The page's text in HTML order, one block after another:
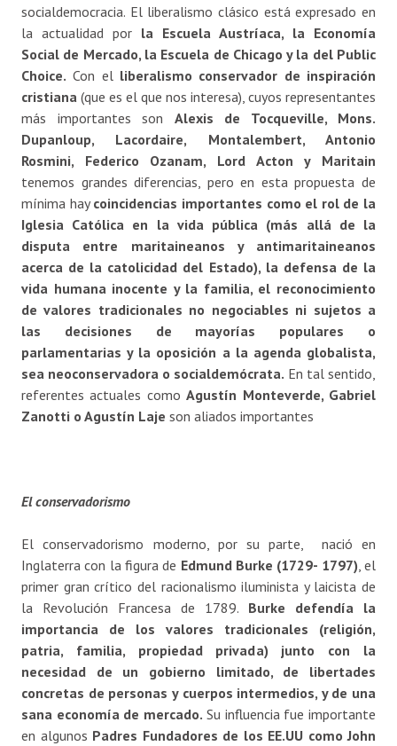
socialdemocracia. El liberalismo clásico está expresado en
la actualidad por la Escuela Austríaca, la Economía
Social de Mercado, la Escuela de Chicago y la del Public
Choice. Con el liberalismo conservador de inspiración
cristiana (que es el que nos interesa), cuyos representantes
más importantes son Alexis de Tocqueville, Mons.
Dupanloup, Lacordaire, Montalembert, Antonio
Rosmini, Federico Ozanam, Lord Acton y Maritain
tenemos grandes diferencias, pero en esta propuesta de
mínima haycoincidencias importantes como el rol de la
Iglesia Católica en la vida pública (más allá de la
disputa entre maritaineanos y antimaritaineanos
acerca de la catolicidad del Estado), la defensa de la
vida humana inocente y la familia, el reconocimiento
de valores tradicionales no negociables ni sujetos a
las decisiones de mayorías populares o
parlamentarias y la oposición a la agenda globalista,
sea neoconservadora o socialdemócrata. En tal sentido,
referentes actuales comoAgustín Monteverde, Gabriel
Zanotti o Agustín Laje son aliados importantes
El conservadorismo
El conservadorismo moderno, por su parte, nació en
Inglaterra con la figura de Edmund Burke (1729- 1797) , el
primer gran crítico del racionalismo iluminista y laicista de
la Revolución Francesa de 1789. Burke defendía la
importancia de los valores tradicionales (religión,
patria, familia, propiedad privada) junto con la
necesidad de un gobierno limitado, de libertades
concretas de personas y cuerpos intermedios, y de una
sana economía de mercado. Su influencia fue importante
en algunos Padres Fundadores de los EE.UU como John